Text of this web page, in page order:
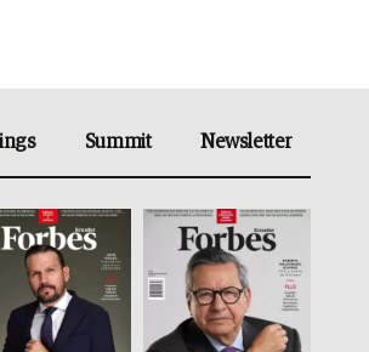
Summit Newsletter